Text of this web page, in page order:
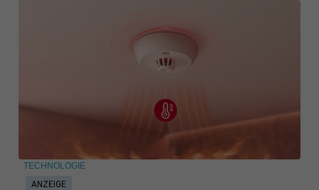
ANZEIGE
TECHNOLOGIE